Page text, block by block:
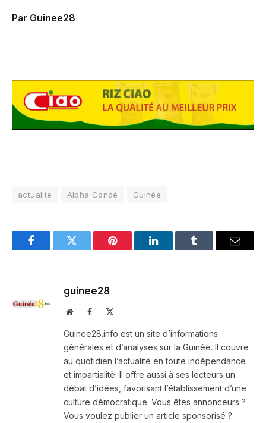
Par Guinee28
actualite Alpha Condé Guinée
FacebookTwitter Pinterest LinkedInTumblr Email
guinee28
WebsiteFacebook
Guinee28.info est un site d’informations
générales et d’analyses sur la Guinée. Il couvre
au quotidien l’actualité en toute indépendance
et impartialité. Il offre aussi à ses lecteurs un
débat d’idées, favorisant l’établissement d’une
culture démocratique. Vous êtes annonceurs ?
Vous voulez publier un article sponsorisé ?